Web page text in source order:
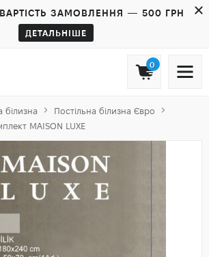
ЗАМОВЛЕННЯ — 500 ГРН
ДЕТАЛЬНІШЕ
0
білизна
Постільна білизна Євро
MAISON LUXE